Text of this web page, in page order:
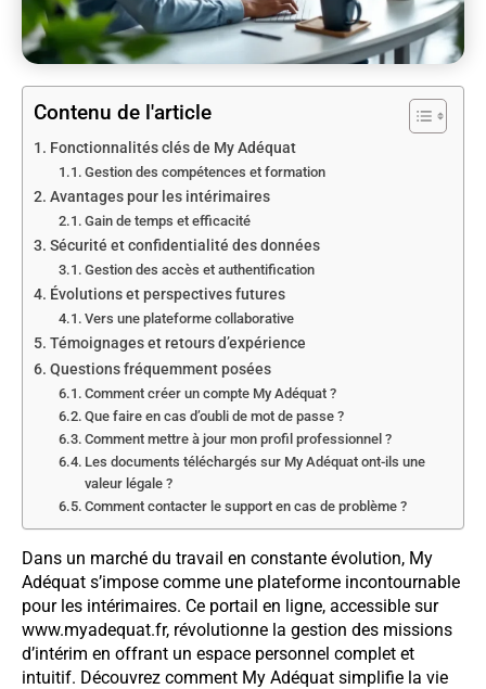
Contenu de l'article
Fonctionnalités clés de My Adéquat
Gestion des compétences et formation
Avantages pour les intérimaires
Gain de temps et efficacité
Sécurité et confidentialité des données
Gestion des accès et authentification
Évolutions et perspectives futures
Vers une plateforme collaborative
Témoignages et retours d’expérience
Questions fréquemment posées
Comment créer un compte My Adéquat ?
Que faire en cas d’oubli de mot de passe ?
Comment mettre à jour mon profil professionnel ?
Les documents téléchargés sur My Adéquat ont-ils une
valeur légale ?
Comment contacter le support en cas de problème ?
Dans un marché du travail en constante évolution, My
Adéquat s’impose comme une plateforme incontournable
pour les intérimaires. Ce portail en ligne, accessible sur
www.myadequat.fr, révolutionne la gestion des missions
d’intérim en offrant un espace personnel complet et
intuitif. Découvrez comment My Adéquat simplifie la vie